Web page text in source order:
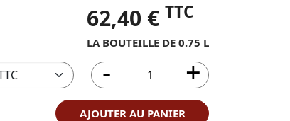
62,40 € TTC
LA BOUTEILLE DE 0.75 L
AJOUTER AU PANIER